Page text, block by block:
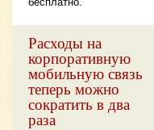
Расходы на
корпоративную
мобильную связь
теперь можно
сократить в два
раза